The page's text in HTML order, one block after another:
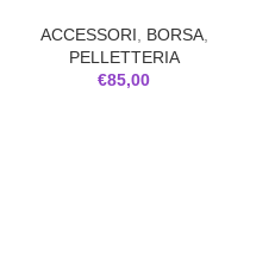
ACCESSORI BORSA,
PELLETTERIA
€85,00